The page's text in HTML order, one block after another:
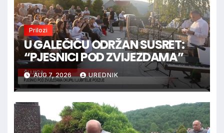
Prilozi
U GALEČIĆU ODRŽAN SUSRET:
“PJESNICI POD ZVIJEZDAMA”
AUG 7, 2026 UREDNIK